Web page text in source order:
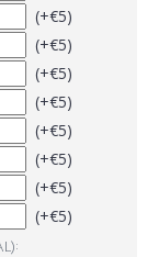
(+€5)
(+€5)
(+€5)
(+€5)
(+€5)
(+€5)
(+€5)
(+€5)